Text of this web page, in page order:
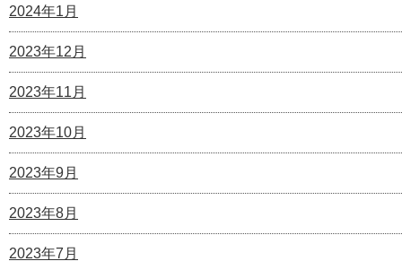
2024年1月
2023年12月
2023年11月
2023年10月
2023年9月
2023年8月
2023年7月